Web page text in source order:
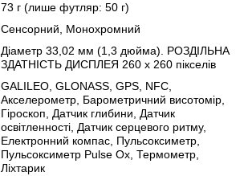
73 г (лише футляр: 50 г)
Сенсорний, Монохромний
Діаметр 33,02 мм (1,3 дюйма). РОЗДІЛЬНА
ЗДАТНІСТЬ ДИСПЛЕЯ 260 x 260 пікселів
GALILEO, GLONASS, GPS, NFC,
Акселерометр, Барометричний висотомір,
Гіроскоп, Датчик глибини, Датчик
освітленності, Датчик серцевого ритму,
Електронний компас, Пульсоксиметр,
Пульсоксиметр Pulse Ox, Термометр,
Ліхтарик